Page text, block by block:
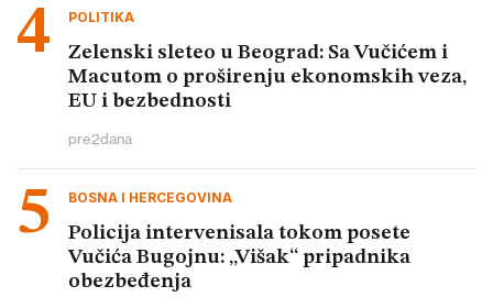
POLITIKA
Zelenski sleteo u Beograd: Sa Vučićem i
Macutom o proširenju ekonomskih veza,
EU i bezbednosti
pre2dana
BOSNA I HERCEGOVINA
Policija intervenisala tokom posete
Vučića Bugojnu: „Višak“ pripadnika
obezbeđenja